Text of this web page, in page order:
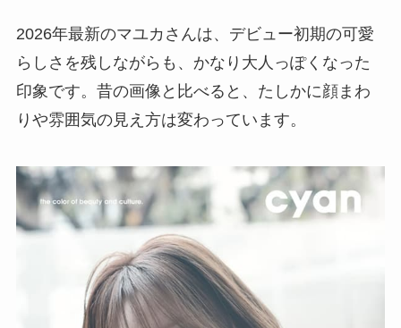
2026年最新のマユカさんは、デビュー初期の可愛
らしさを残しながらも、かなり大人っぽくなった
印象です。昔の画像と比べると、たしかに顔まわ
りや雰囲気の見え方は変わっています。